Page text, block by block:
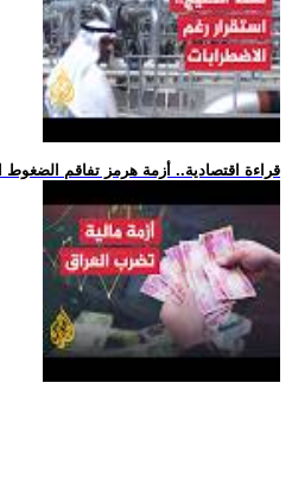
.. قراءة اقتصادية.. أزمة هرمز تفاقم الضغوط